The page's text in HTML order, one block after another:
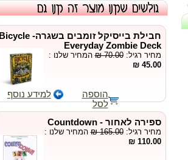
חבילת בייסיקל זומבים בשגרה- Bicycle
Everyday Zombie Deck
מחיר רגיל: ₪ 70.00המחיר שלנו :
45.00 ₪
הוספה
לסל
למידע נוסף
ספירה לאחור - Countdown
מחיר רגיל: ₪ 165.00המחיר שלנו :
110.00 ₪